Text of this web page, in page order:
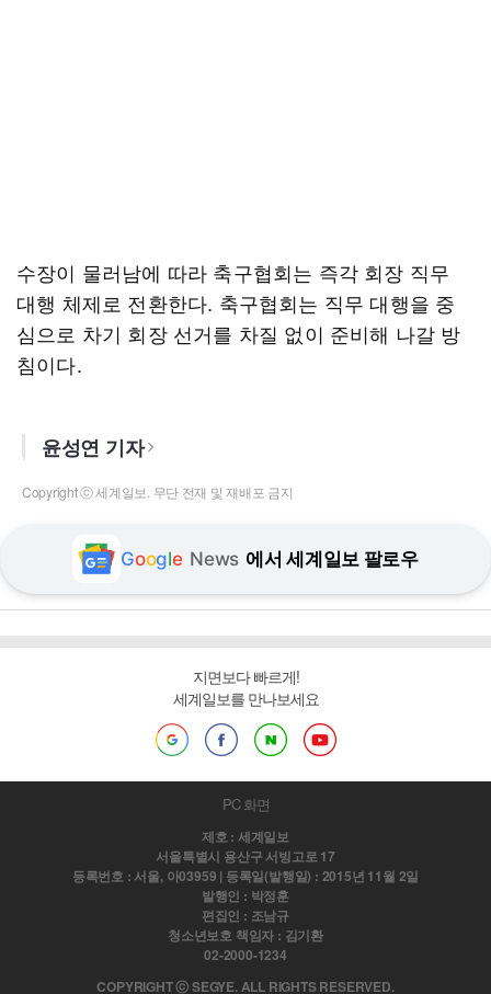
수장이 물러남에 따라 축구협회는 즉각 회장 직무
대행 체제로 전환한다. 축구협회는 직무 대행을 중
심으로 차기 회장 선거를 차질 없이 준비해 나갈 방
침이다.
윤성연 기자
Copyright ⓒ 세계일보. 무단 전재 및 재배포 금지
Google News 에서 세계일보 팔로우
지면보다 빠르게!
세계일보를 만나보세요
PC 화면
제호 : 세계일보
서울특별시 용산구 서빙고로 17
등록번호 : 서울, 아03959 | 등록일(발행일) : 2015년 11월 2일
발행인 : 박정훈
편집인 : 조남규
청소년보호 책임자 : 김기환
02-2000-1234
COPYRIGHT ⓒ SEGYE. ALL RIGHTS RESERVED.